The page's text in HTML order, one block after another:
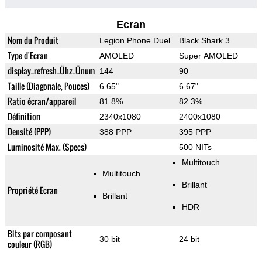
Ecran
Nom du Produit Legion Phone Duel Black Shark 3
Type d'Ecran AMOLED Super AMOLED
display_refresh_Ühz_Ünum 144 90
Taille (Diagonale, Pouces) 6.65" 6.67"
Ratio écran/appareil 81.8% 82.3%
Définition 2340x1080 2400x1080
Densité (PPP) 388 PPP 395 PPP
Luminosité Max. (Specs) 500 NITs
Propriété Ecran
Multitouch
Brillant
Multitouch
Brillant
HDR
Bits par composant
couleur (RGB)
30 bit 24 bit